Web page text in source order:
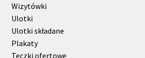
Wizytówki
Ulotki
Ulotki składane
Plakaty
Teczki ofertowe